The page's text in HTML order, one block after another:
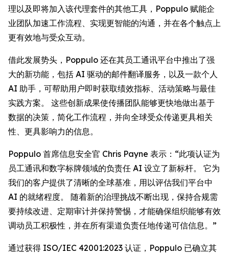
理以及即将加入该代理套件的其他工具，Poppulo 赋能企
业团队加速工作流程、实现更智能的沟通，并在各个触点上
更有效地与受众互动。
借此发展势头，Poppulo 还在其员工通讯平台中推出了强
大的新功能，包括 AI 驱动的邮件翻译服务，以及一款个人
AI 助手，可帮助用户即时获取绩效指标、活动策略与最佳
实践方案。 这些创新成果使传播团队能够更快地做出基于
数据的决策，简化工作流程，并向全球受众传递更具相关
性、更具影响力的信息。
Poppulo 首席信息安全官 Chris Payne 表示：“此项认证为
员工通讯和数字标牌领域的负责任 AI 设立了新标杆。 它为
我们的客户提供了清晰的全球基准，用以评估我们平台中
AI 的就绪程度。 随着新的治理挑战不断出现，保持合规需
要持续改进、定期审计并保持警惕，才能确保组织能够有效
调动员工积极性，并在所有渠道负责任地传递可信信息。”
通过获得 ISO/IEC 42001:2023 认证，Poppulo 已确立其